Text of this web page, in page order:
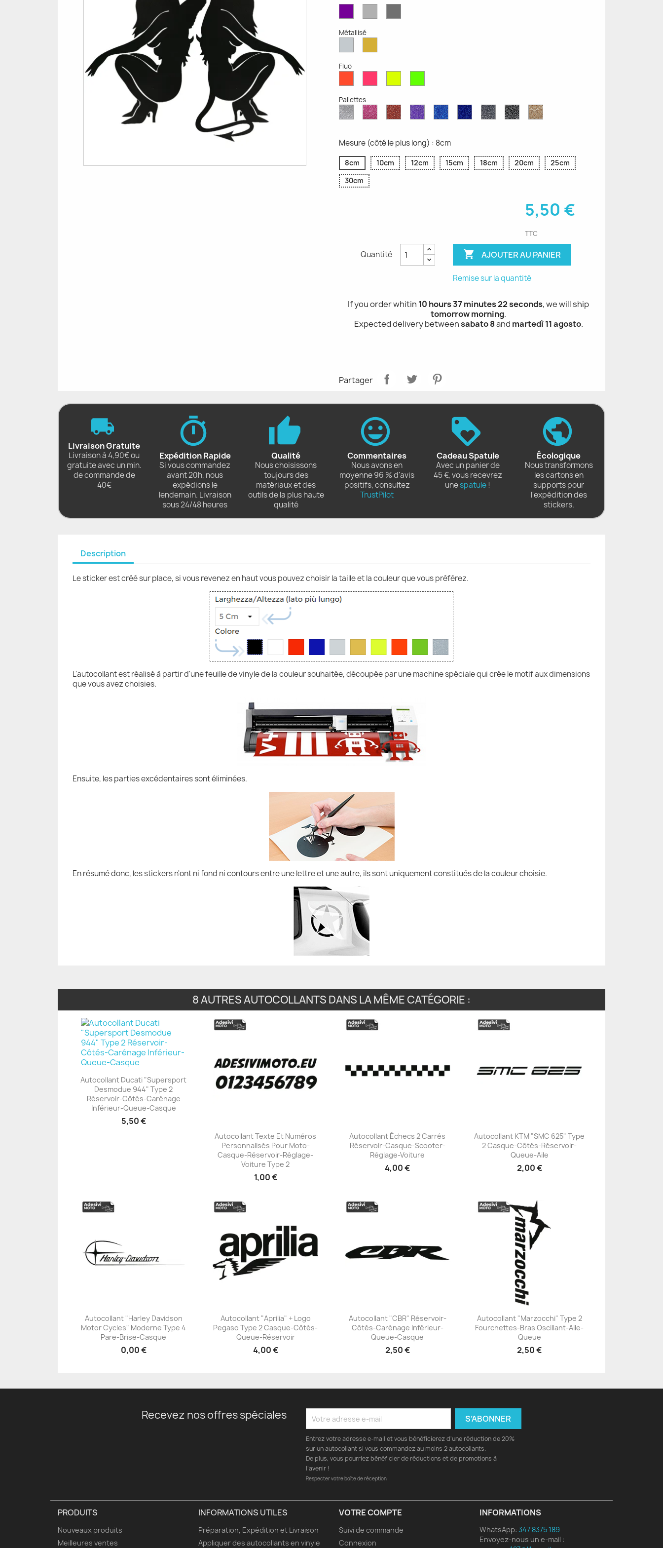
Mat
Clair
Foncé
Métallisé
MétalliséMétallique
Fluo
Fluo
Fluo
Fluo
Fluo
Pailettes
Diamant
Scintillant
Paillettes
Roses
Paillettes
Rouges
Paillettes
Violettes
Saphir
Bleu
Paillettes
Bleu
Gris
Pailleté
Paillettes
Noires
Paillettes
d'Or
Mesure (côté le plus long) : 8cm
8cm 10cm 12cm 15cm 18cm 20cm
25cm
30cm
5,50 €
TTC
Quantité  AJOUTER AU PANIER
Remise sur la quantité
If you order whitin10 hours 37 minutes 21 seconds, we will ship
tomorrow morning.
Expected delivery betweensabato 8and martedì 11 agosto.
Partager
Livraison Gratuite
Livraison à 4,90€ ou
gratuite avec un min.
de commande de
40€
Expédition Rapide
Si vous commandez
avant 20h, nous
expédions le
lendemain. Livraison
sous 24/48 heures
Qualité
Nous choisissons
toujours des
matériaux et des
outils de la plus haute
qualité
Commentaires
Nous avons en
moyenne 96 % d'avis
positifs, consultez
TrustPilot
Cadeau Spatule
Avec un panier de
45 €, vous recevrez
unespatule !
Écologique
Nous transformons
les cartons en
supports pour
l'expédition des
stickers.
Description
Le sticker est créé sur place, si vous revenez en haut vous pouvez choisir la taille et la couleur que vous préférez.
L'autocollant est réalisé à partir d'une feuille de vinyle de la couleur souhaitée, découpée par une machine spéciale qui crée le motif aux dimensions
que vous avez choisies.
Ensuite, les parties excédentaires sont éliminées.
En résumé donc, les stickers n'ont ni fond ni contours entre une lettre et une autre, ils sont uniquement constitués de la couleur choisie.
8 AUTRES AUTOCOLLANTS DANS LA MÊME CATÉGORIE :
+23
Autocollant Ducati "Supersport
Desmodue 944" Type 2
Réservoir-Côtés-Carénage
Inférieur-Queue-Casque
5,50 €
+23
Autocollant Texte Et Numéros
Personnalisés Pour Moto-
Casque-Réservoir-Réglage-
Voiture Type 2
1,00 €
+23
Autocollant Échecs 2 Carrés
Réservoir-Casque-Scooter-
Réglage-Voiture
4,00 €
+23
Autocollant KTM "SMC 625" Type
2 Casque-Côtés-Réservoir-
Queue-Aile
2,00 €
+23
Autocollant "Harley Davidson
Motor Cycles" Moderne Type 4
Pare-Brise-Casque
0,00 €
+23
Autocollant "Aprilia" + Logo
Pegaso Type 2 Casque-Côtés-
Queue-Réservoir
4,00 €
+23
Autocollant "CBR" Réservoir-
Côtés-Carénage Inférieur-
Queue-Casque
2,50 €
+23
Autocollant "Marzocchi" Type 2
Fourchettes-Bras Oscillant-Aile-
Queue
2,50 €
Recevez nos offres spéciales
Entrez votre adresse e-mail et vous bénéficierez d'une réduction de 20%
sur un autocollant si vous commandez au moins 2 autocollants.
De plus, vous pourriez bénéficier de réductions et de promotions à
l’avenir !
Respecter votre boîte de réception
PRODUITS
Nouveaux produits
Meilleures ventes
INFORMATIONS UTILES
Préparation, Expédition et Livraison
Appliquer des autocollants en vinyle
VOTRE COMPTE
Suivi de commande
Connexion
INFORMATIONS
WhatsApp: 347 8375 189
Envoyez-nous un e-mail :